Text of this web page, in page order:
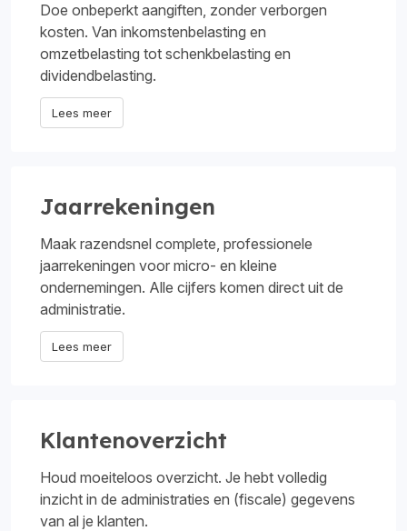
Doe onbeperkt aangiften, zonder verborgen
kosten. Van inkomstenbelasting en
omzetbelasting tot schenkbelasting en
dividendbelasting.
Lees meer
Jaarrekeningen
Maak razendsnel complete, professionele
jaarrekeningen voor micro- en kleine
ondernemingen. Alle cijfers komen direct uit de
administratie.
Lees meer
Klantenoverzicht
Houd moeiteloos overzicht. Je hebt volledig
inzicht in de administraties en (fiscale) gegevens
van al je klanten.